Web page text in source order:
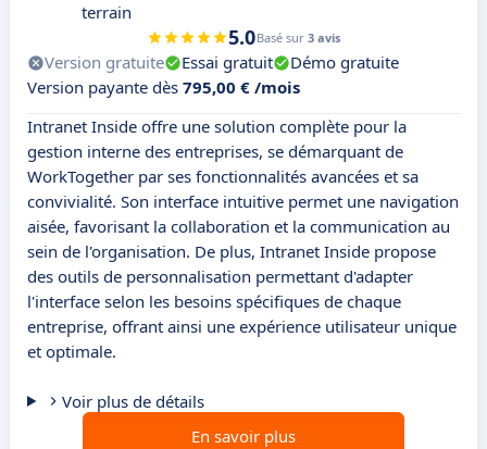
terrain
5.0Basé sur 3 avis
Version gratuite Essai gratuit
Démo gratuite
Version payante dès 795,00 € /mois
Intranet Inside offre une solution complète pour la
gestion interne des entreprises, se démarquant de
WorkTogether par ses fonctionnalités avancées et sa
convivialité. Son interface intuitive permet une navigation
aisée, favorisant la collaboration et la communication au
sein de l'organisation. De plus, Intranet Inside propose
des outils de personnalisation permettant d'adapter
l'interface selon les besoins spécifiques de chaque
entreprise, offrant ainsi une expérience utilisateur unique
et optimale.
Voir plus de détails
En savoir plus